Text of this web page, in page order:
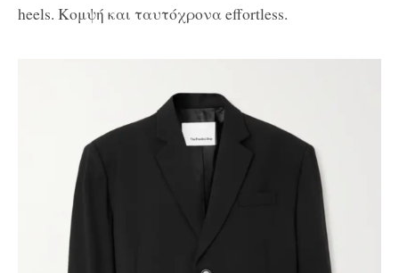
heels. Κομψή και ταυτόχρονα effortless.